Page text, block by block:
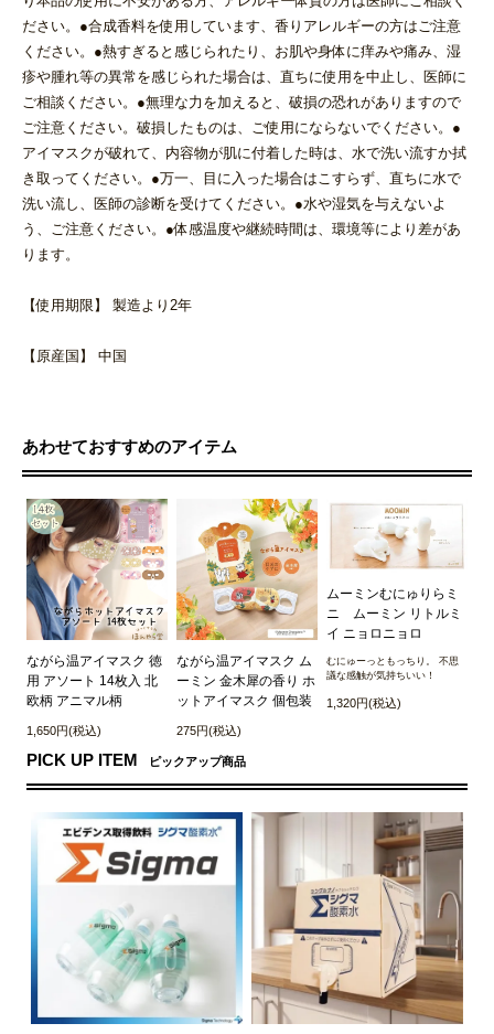
ださい。●合成香料を使用しています、香りアレルギーの方はご注意
ください。●熱すぎると感じられたり、お肌や身体に痒みや痛み、湿
疹や腫れ等の異常を感じられた場合は、直ちに使用を中止し、医師に
ご相談ください。●無理な力を加えると、破損の恐れがありますので
ご注意ください。破損したものは、ご使用にならないでください。●
アイマスクが破れて、内容物が肌に付着した時は、水で洗い流すか拭
き取ってください。●万一、目に入った場合はこすらず、直ちに水で
洗い流し、医師の診断を受けてください。●水や湿気を与えないよ
う、ご注意ください。●体感温度や継続時間は、環境等により差があ
ります。
【使用期限】 製造より2年
【原産国】 中国
あわせておすすめのアイテム
ながら温アイマスク 徳
用 アソート 14枚入 北
欧柄 アニマル柄
1,650円(税込)
ながら温アイマスク ム
ーミン 金木犀の香り ホ
ットアイマスク 個包装
275円(税込)
ムーミンむにゅりらミ
ニ ムーミン リトルミ
イ ニョロニョロ
むにゅーっともっちり。 不思
議な感触が気持ちいい！
1,320円(税込)
PICK UP ITEM ピックアップ商品